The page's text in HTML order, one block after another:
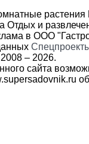
растения
Отдых и
в ООО
– 2026.
сайта